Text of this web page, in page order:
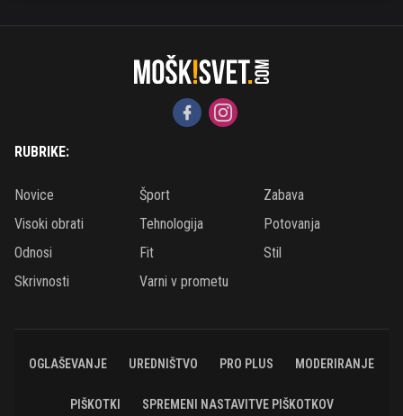
RUBRIKE:
Novice Šport
Zabava
Visoki obrati
Tehnologija
Potovanja
Odnosi
Fit
Stil
Skrivnosti
Varni v prometu
OGLAŠEVANJE UREDNIŠTVO PRO PLUS MODERIRANJE
PIŠKOTKI SPREMENI NASTAVITVE PIŠKOTKOV